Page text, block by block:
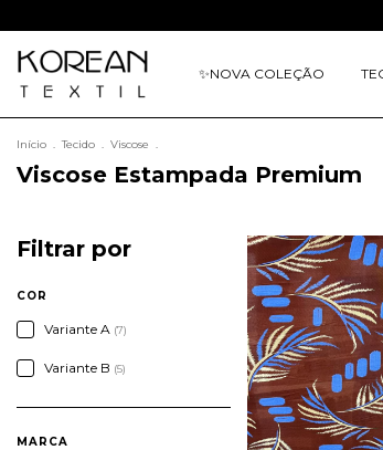
✨NOVA COLEÇÃO
Início . Tecido . Viscose .
Viscose Estampada Premium
Filtrar por
COR
Variante A (7)
Variante B (5)
MARCA